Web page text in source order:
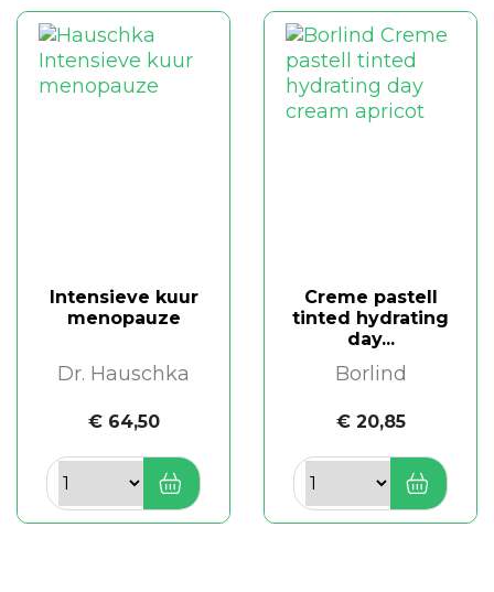
Intensieve kuur
menopauze
Dr. Hauschka
€ 64,50
Creme pastell
tinted hydrating
day...
Borlind
€ 20,85